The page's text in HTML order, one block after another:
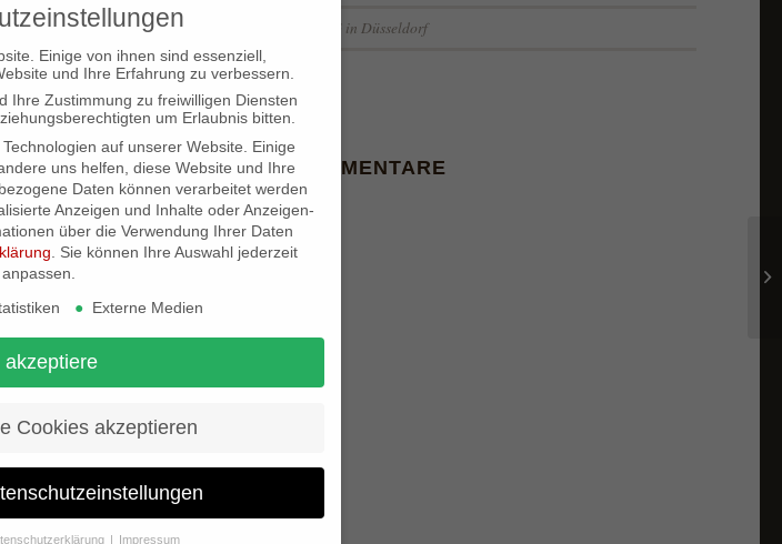
SONDERAUSSTELLUNG in Düsseldorf
Holz Manufaktur
NEUESTE KOMMENTARE
ARCHIV
März 2021
September 2019
Juli 2019
Mai 2014
Februar 2014
August 2012
Mai 2012
Einige von ihnen sind essenziell,
und Ihre Erfahrung zu verbessern.
Ihre Zustimmung zu freiwilligen Diensten
um Erlaubnis bitten.
auf unserer Website. Einige
uns helfen, diese Website und Ihre
Daten können verarbeitet werden
Anzeigen und Inhalte oder Anzeigen-
über die Verwendung Ihrer Daten
Sie können Ihre Auswahl jederzeit
Externe Medien
akzeptiere
Cookies akzeptieren
Impressum